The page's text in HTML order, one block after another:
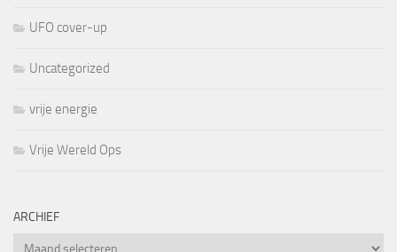
UFO cover-up
Uncategorized
vrije energie
Vrije Wereld Ops
ARCHIEF
Archief